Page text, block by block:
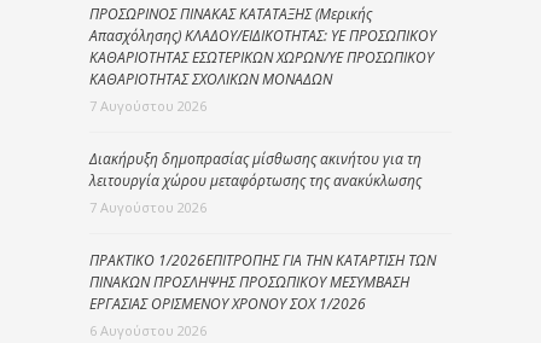
ΠΡΟΣΩΡΙΝΟΣ ΠΙΝΑΚΑΣ ΚΑΤΑΤΑΞΗΣ (Μερικής
Απασχόλησης) ΚΛΑΔΟΥ/ΕΙΔΙΚΟΤΗΤΑΣ: ΥΕ ΠΡΟΣΩΠΙΚΟΥ
ΚΑΘΑΡΙΟΤΗΤΑΣ ΕΣΩΤΕΡΙΚΩΝ ΧΩΡΩΝ/ΥΕ ΠΡΟΣΩΠΙΚΟΥ
ΚΑΘΑΡΙΟΤΗΤΑΣ ΣΧΟΛΙΚΩΝ ΜΟΝΑΔΩΝ
7 Αυγούστου 2026
Διακήρυξη δημοπρασίας μίσθωσης ακινήτου για τη
λειτουργία χώρου μεταφόρτωσης της ανακύκλωσης
7 Αυγούστου 2026
ΠΡΑΚΤΙΚΟ 1/2026ΕΠΙΤΡΟΠΗΣ ΓΙΑ ΤΗΝ ΚΑΤΑΡΤΙΣΗ ΤΩΝ
ΠΙΝΑΚΩΝ ΠΡΟΣΛΗΨΗΣ ΠΡΟΣΩΠΙΚΟΥ ΜΕΣΥΜΒΑΣΗ
ΕΡΓΑΣΙΑΣ ΟΡΙΣΜΕΝΟΥ ΧΡΟΝΟΥ ΣΟΧ 1/2026
6 Αυγούστου 2026